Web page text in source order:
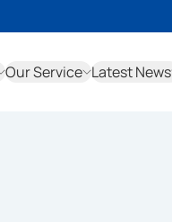
Our Service Latest News